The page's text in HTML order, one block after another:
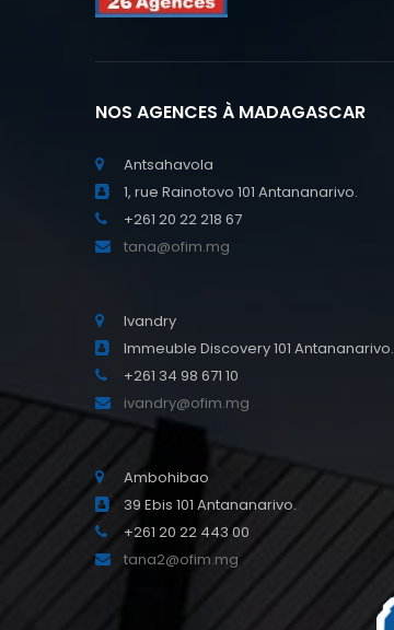
NOS AGENCES À MADAGASCAR
Antsahavola
1, rue Rainotovo 101 Antananarivo.
+261 20 22 218 67
tana@ofim.mg
Ivandry
Immeuble Discovery 101 Antananarivo.
+261 34 98 671 10
ivandry@ofim.mg
Ambohibao
39 Ebis 101 Antananarivo.
+261 20 22 443 00
tana2@ofim.mg